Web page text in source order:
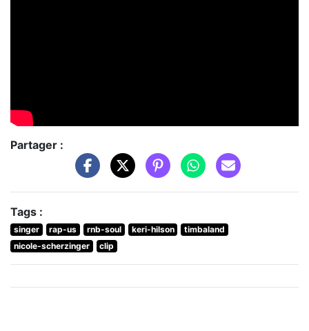
Partager :
Tags :
singer rap-us rnb-soul keri-hilson
timbaland
nicole-scherzinger
clip